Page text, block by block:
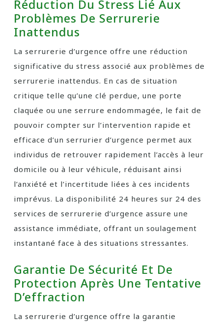
Réduction Du Stress Lié Aux
Problèmes De Serrurerie
Inattendus
La serrurerie d’urgence offre une réduction
significative du stress associé aux problèmes de
serrurerie inattendus. En cas de situation
critique telle qu’une clé perdue, une porte
claquée ou une serrure endommagée, le fait de
pouvoir compter sur l’intervention rapide et
efficace d’un serrurier d’urgence permet aux
individus de retrouver rapidement l’accès à leur
domicile ou à leur véhicule, réduisant ainsi
l’anxiété et l’incertitude liées à ces incidents
imprévus. La disponibilité 24 heures sur 24 des
services de serrurerie d’urgence assure une
assistance immédiate, offrant un soulagement
instantané face à des situations stressantes.
Garantie De Sécurité Et De
Protection Après Une Tentative
D’effraction
La serrurerie d’urgence offre la garantie